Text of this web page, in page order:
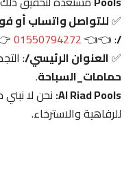
✅للتواصل واتساب أو
/
: 👈👈
01550794272
✅العنوان الرئيسي/:
حمامات_السباحة.
Al Riad Pools: نحن لا
للرفاهية والاسترخاء.